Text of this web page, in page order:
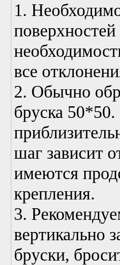
1.
все
2. Обычно
бруска 50*50.
шаг зависит
имеются
крепления.
3.
вертикально
бруски,